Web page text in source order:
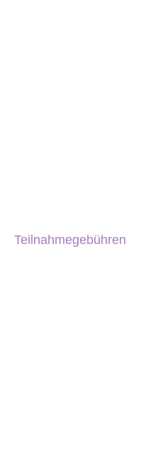
Teilnahmegebühren